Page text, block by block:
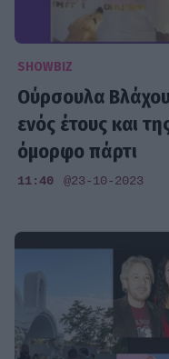
SHOWBIZ
Ούρσουλα
ενός έτους και
όμορφο πάρτι
11:40 @23-10-2023